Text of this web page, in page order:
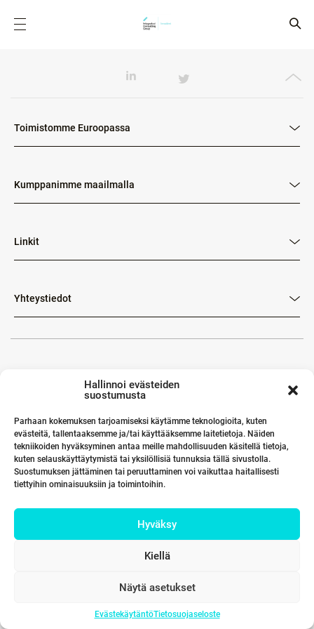
Hallinnoi evästeiden
suostumusta
Parhaan kokemuksen tarjoamiseksi käytämme teknologioita, kuten
evästeitä, tallentaaksemme ja/tai käyttääksemme laitetietoja. Näiden
tekniikoiden hyväksyminen antaa meille mahdollisuuden käsitellä tietoja,
kuten selauskäyttäytymistä tai yksilöllisiä tunnuksia tällä sivustolla.
Suostumuksen jättäminen tai peruuttaminen voi vaikuttaa haitallisesti
tiettyihin ominaisuuksiin ja toimintoihin.
Hyväksy
Kiellä
Näytä asetukset
EvästekäytäntöTietosuojaseloste
Toimistomme Euroopassa
Kumppanimme maailmalla
Linkit
Yhteystiedot